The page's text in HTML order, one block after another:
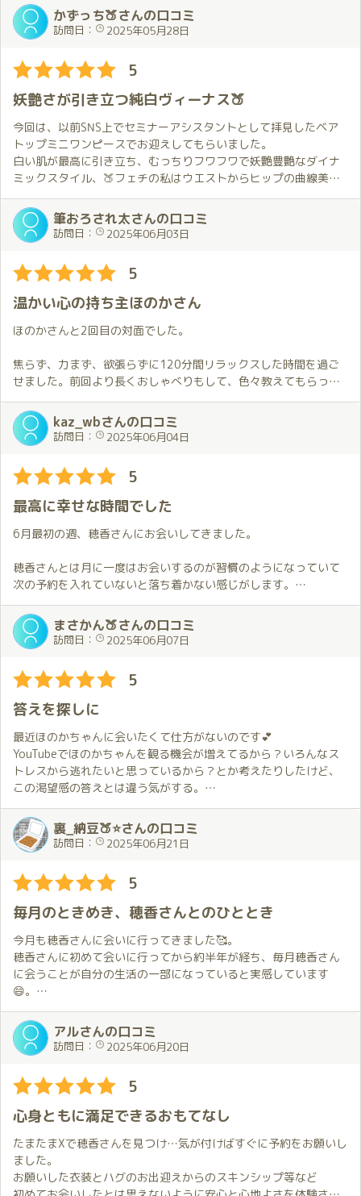
階段でお別れするときまで優しく丁寧に対応してくれる穂香さん
は本当に素敵な方だと思います。
次回は6月ですが少し短い間隔でお会いすることになる予定です。
お別れの時のハグとキスがとても切なく感じて、またすぐにで
も穂香さんに会いたいと思ったのでした😢。
お見送りの時振り返ると自分の姿が見えなくなるまで手を振っ
てくれているのを見て、愛おしい気持ちになってしまいました
💘。
一度穂香さんとお会いすればその素晴らしさに魅了される事請
け合いです🤩。
P.S.
今回いつも以上に穂香さんと過ごした時間の余韻に浸っていた
のか、帰路中にちょっとしたハプニングがありましたとさ…😦。
のがあなたです。
わたしから心の傷について言葉にしてお伝えしたことはありませ
んが、恐らくこちらの雰囲気であなたにはわかるのでしょう。
お会いした後はいつもより少し上を向いて歩けます。
これまでありがとう。
そして、これからもよろしく。
かずっち🍑さんの口コミ
訪問日： 2025年05月28日
5
妖艶さが引き立つ純白ヴィーナス🍑
今回は、以前SNS上でセミナーアシスタントとして拝見したベア
トップミニワンピースでお迎えしてもらいました。
白い肌が最高に引き立ち、むっちりフワフワで妖艶豊艶なダイナ
ミックスタイル、🍑フェチの私はウエストからヒップの曲線美に
脳殺状態のまま、限られた時間いっぱいのおもてなしと心遣いを
感じる会話で最高の癒しを堪能しました。
筆職人を名乗る穂香さんですが、お会いすると不思議な元気と安
定感を貰える女神！
豪華な部屋での夢空間のサービスが忘れられず、現実に帰っても
頑張り、またお会いしたくなる素敵な方です。
筆おろされ太さんの口コミ
訪問日： 2025年06月03日
5
温かい心の持ち主ほのかさん
ほのかさんと2回目の対面でした。
焦らず、力まず、欲張らずに120分間リラックスした時間を過ご
せました。前回より長くおしゃべりもして、色々教えてもらった
りもして濃い時間を過ごせました。低めな声で聞き上手なところ
もほのかさんの魅力だと思います。
kaz_wbさんの口コミ
訪問日： 2025年06月04日
5
最高に幸せな時間でした
6月最初の週、穂香さんにお会いしてきました。
穂香さんとは月に一度はお会いするのが習慣のようになっていて
次の予約を入れていないと落ち着かない感じがします。
私の体調や今後の日程を考えると中旬頃にお伺いしたいところで
はあるのですが6月はこの日しか都合がつきません。
皆勤月賞も気になっている中、悩んでいるとお伺いする機会がな
くなりそうで間隔としては短いかなと感じながら予約のお願いを
しました。
ただ前回から2週間後に再会出来るということは楽しみでもありま
した。
いつもより短い間隔なのに1週間前には待ち遠しくなってしまいま
す。そのため、お部屋に着くとお会い出来た嬉しさで少し長くハ
グしてしまうのも普段通り。
正直、もう少し気持ちに余裕がある状態でお会いする予定でした
が穂香さんの魅力には勝てません…
気候が日ごとに変わる状況が続いていて衣装が前日になっても決
められなかったけど穂香さんが気を利かせてくれました。ちょっ
としたサプライズです。
よくリクエストしている私服とは全く違う感じの非日常的な衣装
は以前から気になっていたこともあって色々と楽しんでみまし
た。
これは全く予想していなかったことで本当に嬉しかったです。穂
香さんの気遣いがとても素晴らしいことを改めて実感しました。
この日は初心者コースの話から私が苦手だと感じていることをお
伝えすることに。
その後、穂香さんがどうすればよいのかを実技を交えて教えてく
れることになるのですが非常に分かりやすくてすぐに理解できま
した。
意識や姿勢を少し変えるだけでも違いがあることを体感できたの
が面白かったです。穂香さんの初心者コースが人気なのも納得で
す。
優しく教えてくれるので気になる方は是非体験してみて欲しいと
思います。
今回も最後まで目一杯楽しませてもらえて幸せな時間でした。
次回は7月。穂香さんの誕生月です。
まさかん🍑さんの口コミ
訪問日： 2025年06月07日
5
答えを探しに
最近ほのかちゃんに会いたくて仕方がないのです💕
YouTubeでほのかちゃんを観る機会が増えてるから？いろんなス
トレスから逃れたいと思っているから？とか考えたりしたけど、
この渇望感の答えとは違う気がする。
ということで、答えを求めて会いに行くことにしました😊
２日前の配信でも、画面越しとはいえ目が合って(合った気がし
て)、準備は万端！期待は膨らむばかりです
そして当日
ほのかちゃんは相変わらずかわいい💕
衣装はリクエストのオーバーオール
セクシーかつかわいい、完璧です✨
部屋に入ると熱い抱擁
何度も言いますが、僕は本当にこれが大好きで💕このために来て
ると言っても過言ではないくらい✨
この日も抱えていたモヤモヤがすべて飛んで行くのを感じます🛫
ここからは二人の世界💕
ほのかちゃんのおもてなしは毎回違いますが、今回は僕の苦手の
克服回。
以前僕が話したことや初めて会った時の出来事を覚えててくれて
るんだろうなとは思うけど、とても自然な流れでその方向に。
結果は、１つは僕のコンディション不良やリトルまさかんが邪魔
をして仕切り直しとなりましたが😖もう１つは完璧に成し遂げら
れて見事克服🎉
それにしても、鏡はすごいわ✨
裏_納豆🍑⭐さんの口コミ
訪問日： 2025年06月21日
5
毎月のときめき、穂香さんとのひととき
今月も穂香さんに会いに行ってきました🥰。
穂香さんに初めて会いに行ってから約半年が経ち、毎月穂香さん
に会うことが自分の生活の一部になっていると実感しています
😄。
今回は前回最後まで迷ったマイクロビキニ👙にしてみました。
穂香さんのグラマラスなスタイルが一層強調されて、素敵だった
と思います😆。
穂香さんに初めてお会いしてからもうすぐ半年が経ちますが、出
迎えてもらう度にドキドキしてしまいます…😥。
でも、お出迎えの時から手を繋いでお部屋に案内してもらい、軽
く話しながらその間にドキドキがワクワクに変わっていくのを感
じました🤩。
アルさんの口コミ
訪問日： 2025年06月20日
5
心身ともに満足できるおもてなし
たまたまXで穂香さんを見つけ…気が付けばすぐに予約をお願いし
ました。
お願いした衣装とハグのお出迎えからのスキンシップ等など